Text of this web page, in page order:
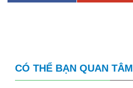
CÓ THỂ BẠN QUAN TÂM